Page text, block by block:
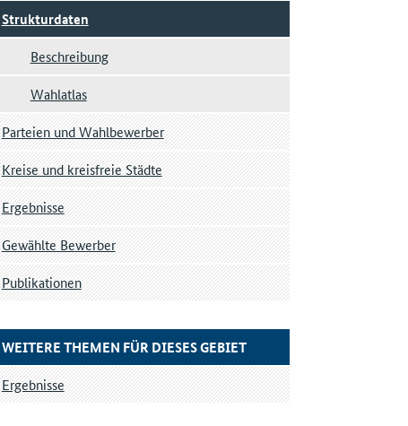
Strukturdaten
Beschreibung
Wahlatlas
Parteien und Wahlbewerber
Kreise und kreisfreie Städte
Ergebnisse
Gewählte Bewerber
Publikationen
WEITERE THEMEN FÜR DIESES GEBIET
Ergebnisse